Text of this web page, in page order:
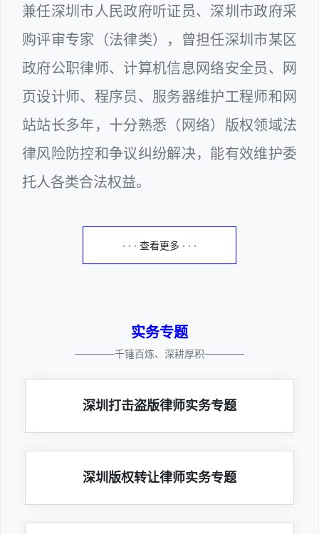
兼任深圳市人民政府听证员、深圳市政府采
购评审专家（法律类），曾担任深圳市某区
政府公职律师、计算机信息网络安全员、网
页设计师、程序员、服务器维护工程师和网
站站长多年，十分熟悉（网络）版权领域法
律风险防控和争议纠纷解决，能有效维护委
托人各类合法权益。
· · · 查看更多 · · ·
实务专题
————千锤百炼、深耕厚积————
深圳打击盗版律师实务专题
深圳版权转让律师实务专题